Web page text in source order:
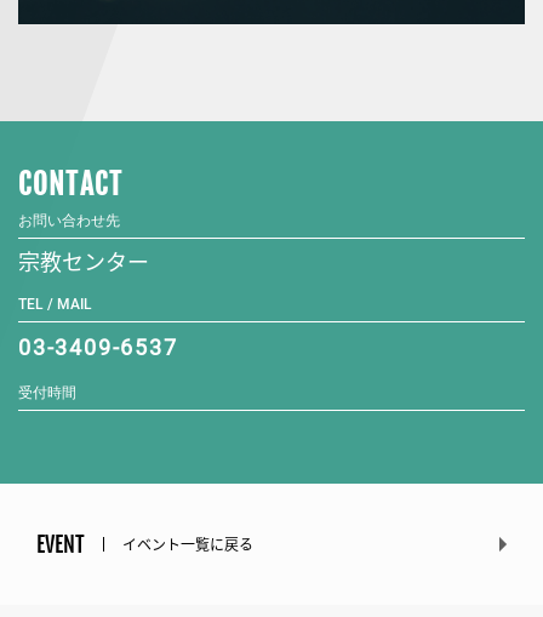
CONTACT
お問い合わせ先
宗教センター
TEL / MAIL
03-3409-6537
受付時間
EVENT イベント一覧に戻る